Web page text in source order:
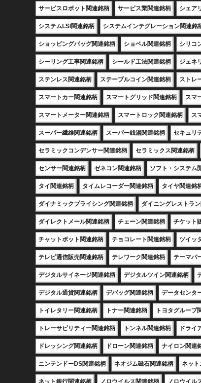
サービスロボット関連銘柄 サービス業関連銘柄 シェア
システムLSI関連銘柄 システムインテグレーション関連銘
ショッピングバッグ関連銘柄 ショベル関連銘柄 シリコ
シーリング工事関連銘柄 シールド工法関連銘柄 ジェネ
ステンレス関連銘柄 ステーブルコイン関連銘柄 ストレ
スマートカー関連銘柄 スマートグリッド関連銘柄 スマ
スマートメーター関連銘柄 スマートロック関連銘柄 ス
スーパー繊維関連銘柄 スーパー銭湯関連銘柄 セキュリ
セラミックコンデンサー関連銘柄 セラミックス関連銘柄
センサー関連銘柄 ゼネコン関連銘柄 ソフト・システム
タイ関連銘柄 タイムレコーダー関連銘柄 タイヤ関連銘
ダイナミックプライシング関連銘柄 ダイニングレストラ
ダイレクトメール関連銘柄 チェーン関連銘柄 チケット
チャットボット関連銘柄 チョコレート関連銘柄 ツイッ
テレビ通信販売関連銘柄 テレワーク関連銘柄 テーマパ
デジタルサイネージ関連銘柄 デジタルツイン関連銘柄
デジタル通貨関連銘柄 デバッグ関連銘柄 データセンタ
トイレタリー関連銘柄 トナー関連銘柄 トヨタグループ
トレーサビリティー関連銘柄 トンネル関連銘柄 ドライ
ドレッシング関連銘柄 ドローン関連銘柄 ナイロン関連
ニンテンドーDS関連銘柄 ネオジム磁石関連銘柄 ネット
ネット銀行関連銘柄 ノロウイルス関連銘柄 ノロウイル